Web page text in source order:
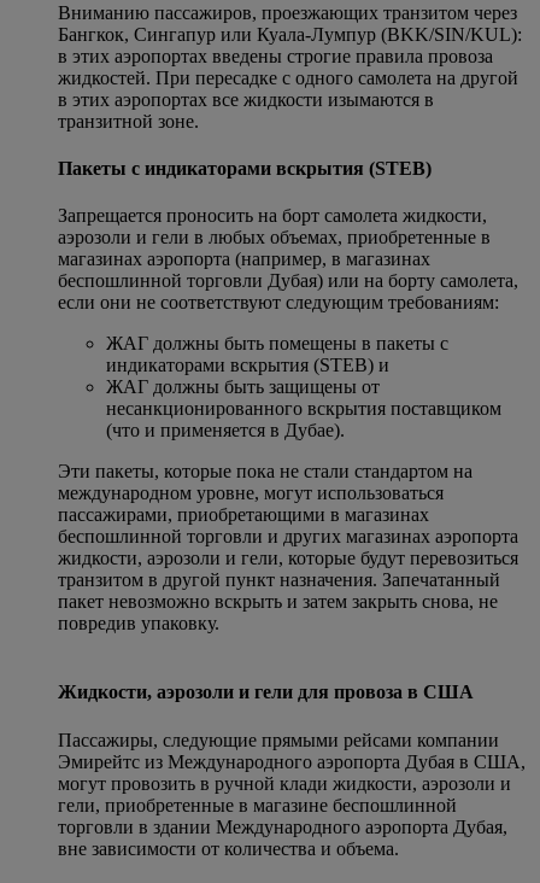
Вниманию пассажиров, проезжающих транзитом через
Бангкок, Сингапур или Куала-Лумпур (BKK/SIN/KUL):
в этих аэропортах введены строгие правила провоза
жидкостей. При пересадке с одного самолета на другой
в этих аэропортах все жидкости изымаются в
транзитной зоне.
Пакеты с индикаторами вскрытия (STEB)
Запрещается проносить на борт самолета жидкости,
аэрозоли и гели в любых объемах, приобретенные в
магазинах аэропорта (например, в магазинах
беспошлинной торговли Дубая) или на борту самолета,
если они не соответствуют следующим требованиям:
ЖАГ должны быть помещены в пакеты с
индикаторами вскрытия (STEB) и
ЖАГ должны быть защищены от
несанкционированного вскрытия поставщиком
(что и применяется в Дубае).
Эти пакеты, которые пока не стали стандартом на
международном уровне, могут использоваться
пассажирами, приобретающими в магазинах
беспошлинной торговли и других магазинах аэропорта
жидкости, аэрозоли и гели, которые будут перевозиться
транзитом в другой пункт назначения. Запечатанный
пакет невозможно вскрыть и затем закрыть снова, не
повредив упаковку.
Жидкости, аэрозоли и гели для провоза в США
Пассажиры, следующие прямыми рейсами компании
Эмирейтс из Международного аэропорта Дубая в США,
могут провозить в ручной клади жидкости, аэрозоли и
гели, приобретенные в магазине беспошлинной
торговли в здании Международного аэропорта Дубая,
вне зависимости от количества и объема.